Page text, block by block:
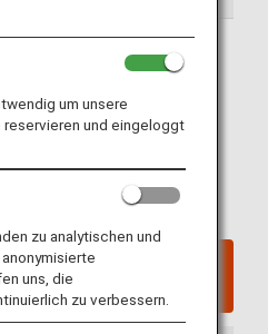
den Peking / Beijing
Airport
und andere
Orientierung im
/ Beijing Capital
Airport
um unsere
und eingeloggt
zu analytischen und
uns, die
zu verbessern.